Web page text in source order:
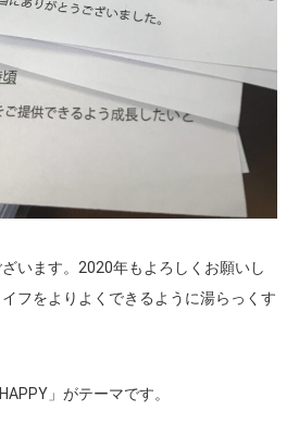
います。2020年もよろしくお願いし
フをよりよくできるように湯らっくす
」がテーマです。